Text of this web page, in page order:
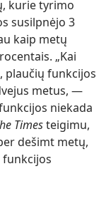
kurie tyrimo
susilpnėjo 3
kaip metų
„Kai
plaučių funkcijos
metus, —
niekada
Timesteigimu,
dešimt metų,
funkcijos